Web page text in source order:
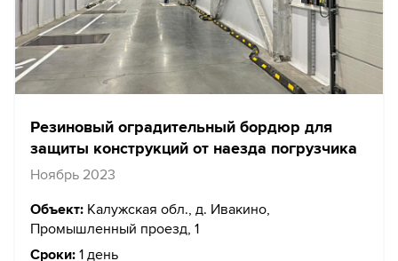
Резиновый оградительный бордюр для
защиты конструкций от наезда погрузчика
Ноябрь 2023
Объект: Калужская обл., д. Ивакино,
Промышленный проезд, 1
Сроки: 1 день